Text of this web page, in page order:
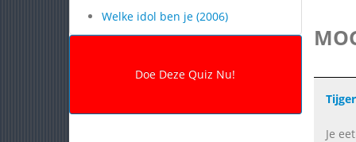
Welke idol ben je (2006)
Tijger
Je